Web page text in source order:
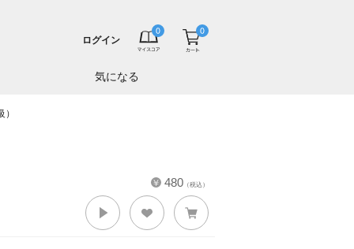
気になる
ログイン
480 （税込）